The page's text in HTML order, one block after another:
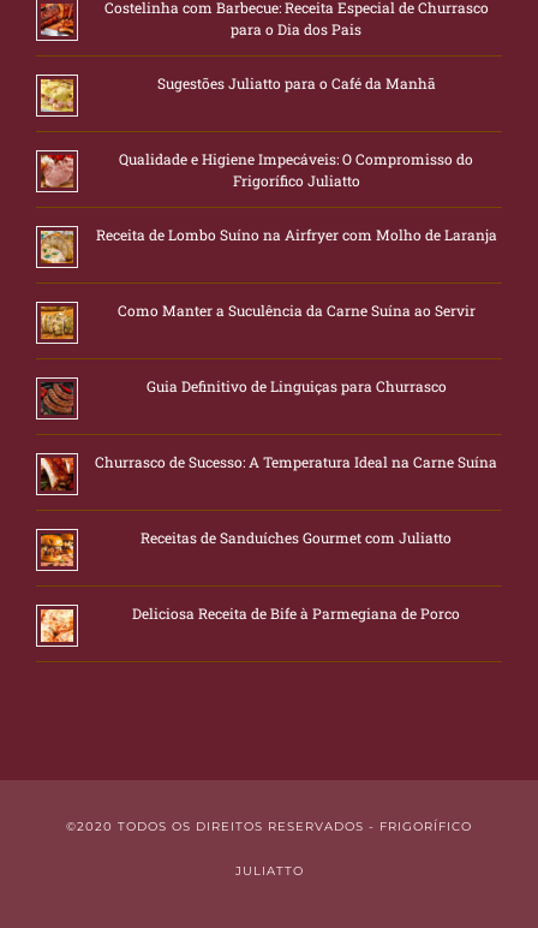
Costelinha com Barbecue: Receita Especial de Churrasco
para o Dia dos Pais
Sugestões Juliatto para o Café da Manhã
Qualidade e Higiene Impecáveis: O Compromisso do
Frigorífico Juliatto
Receita de Lombo Suíno na Airfryer com Molho de Laranja
Como Manter a Suculência da Carne Suína ao Servir
Guia Definitivo de Linguiças para Churrasco
Churrasco de Sucesso: A Temperatura Ideal na Carne Suína
Receitas de Sanduíches Gourmet com Juliatto
Deliciosa Receita de Bife à Parmegiana de Porco
©2020 TODOS OS DIREITOS RESERVADOS - FRIGORÍFICO
JULIATTO